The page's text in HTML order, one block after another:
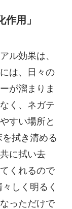
用」
ル効果は、
は、日々の
が溜まりま
く、ネガテ
すい場所と
拭き清める
に拭い去
くれるので
しく明るく
っただけで